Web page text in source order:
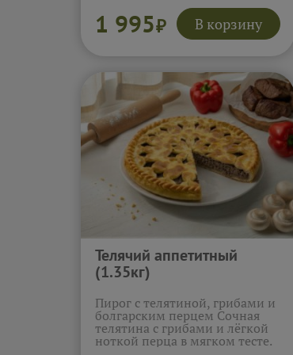
вкус для большого стола.
Подробнее...
1 995₽ В корзину
Телячий аппетитный
(1.35кг)
Пирог с телятиной, грибами и
болгарским перцем Сочная
телятина с грибами и лёгкой
ноткой перца в мягком тесте.